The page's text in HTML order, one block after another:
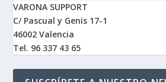
VARONA SUPPORT
C/ Pascual y Genis 17-1
46002 Valencia
Tel. 96 337 43 65